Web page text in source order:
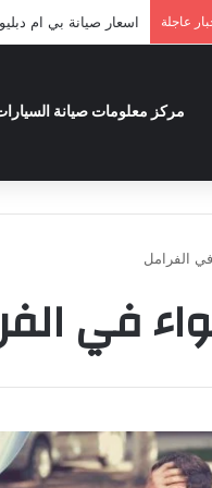
عاجلة اسعار صيانة بي ام دبليو
مركز معلومات صيانة السيارات
الفرامل
في